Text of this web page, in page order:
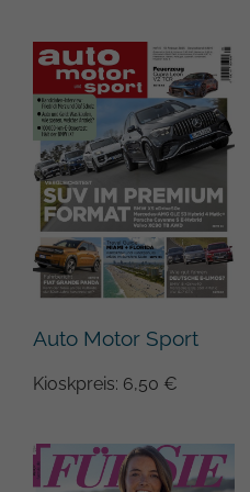
Auto Motor Sport
Kioskpreis: 6,50 €